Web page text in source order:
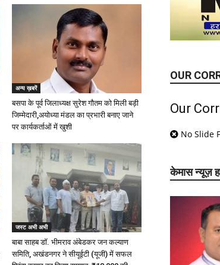
अन्य ख़बरें
बसपा के पूर्व जिलाध्यक्ष सुरेश गौतम को मिली बड़ी
जिम्मेदारी,अयोध्या मंडल का प्रभारी बनाए जाने
पर कार्यकर्ताओं में खुशी
जस्ट अभी अभी
बाबा साहब डॉ. भीमराव अंबेडकर जन कल्याण
समिति, अखंडनगर ने सीयूईटी (यूजी) में सफल
OUR
Our
No Slide
केमास न्यूज़